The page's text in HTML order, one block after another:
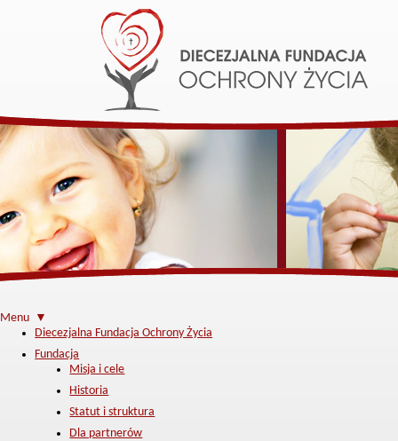
Menu ▼
Diecezjalna Fundacja Ochrony Życia
Fundacja
Misja i cele
Historia
Statut i struktura
Dla partnerów